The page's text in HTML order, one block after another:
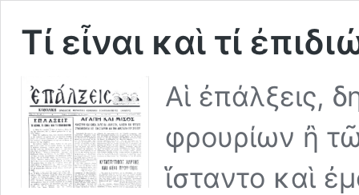
Τί εἶναι καὶ τί
Αἱ ἐπάλξεις,
φρουρίων ἢ
ἵσταντο καὶ